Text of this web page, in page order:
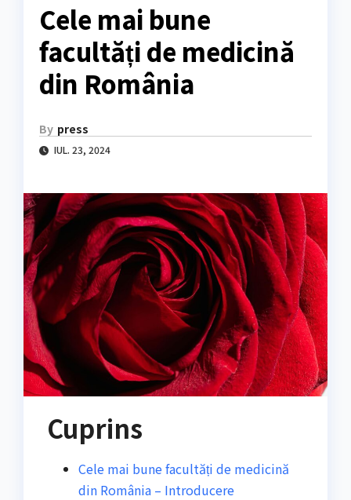
Cele mai bune
facultăți de medicină
din România
By press
IUL. 23, 2024
Cuprins
Cele mai bune facultăți de medicină
din România – Introducere